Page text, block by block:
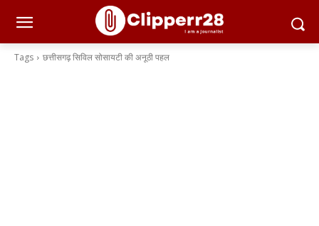
Tags छत्तीसगढ़ सिविल सोसायटी की अनूठी पहल